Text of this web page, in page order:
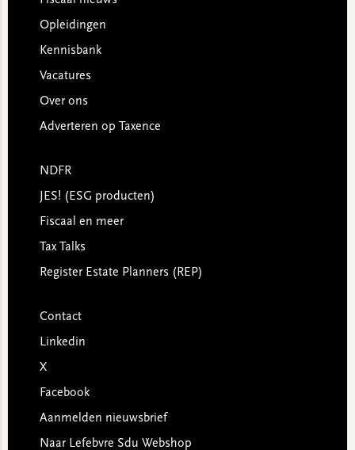
Opleidingen
Kennisbank
Vacatures
Over ons
Adverteren op Taxence
NDFR
JES! (ESG producten)
Fiscaal en meer
Tax Talks
Register Estate Planners (REP)
Contact
Linkedin
X
Facebook
Aanmelden nieuwsbrief
Naar Lefebvre Sdu Webshop